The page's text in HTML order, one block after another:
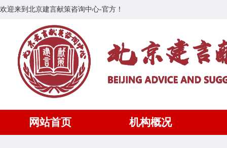
欢迎来到北京建言献策咨询中心-官方！
网站首页 机构概况